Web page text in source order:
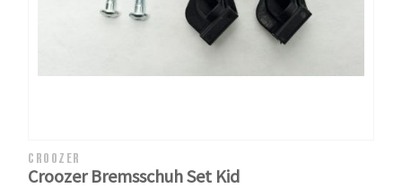
CROOZER
Croozer Bremsschuh Set Kid